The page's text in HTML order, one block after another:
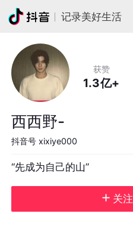
记录美好生活
获赞
1.3亿+
西西野-
抖音号 xixiye000
“先成为自己的山”
关注